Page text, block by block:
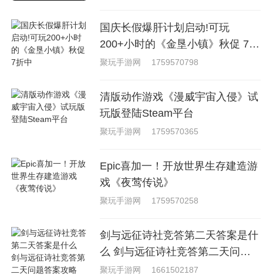
国庆长假爆肝计划启动!可玩
200+小时的《金垦小镇》秋促 7折
中
聚玩手游网 1759570798
清版动作游戏《漫威宇宙入侵》试
玩版登陆Steam平台
聚玩手游网 1759570365
Epic喜加一！开放世界生存建造游
戏《夜莺传说》
聚玩手游网 1759570258
剑与远征诗社竞答第二天答案是什
么 剑与远征诗社竞答第二天问题
答案攻略
聚玩手游网 1661502187